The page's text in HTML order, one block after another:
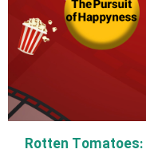
Rotten Tomatoes